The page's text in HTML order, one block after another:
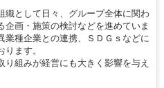
織として日々、グループ全体に関わ
画・施策の検討などを進めていま
業種企業との連携、ＳＤＧｓなどに
ます。
組みが経営にも大きく影響を与え